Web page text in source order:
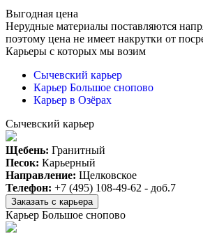
Выгодная цена
Нерудные материалы поставляются
поэтому цена не имеет накрутки от
Карьеры с которых мы возим
Сычевский карьер
Карьер Большое снопово
Карьер в Озёрах
Сычевский карьер
Щебень: Гранитный
Песок: Карьерный
Направление: Щелковское
Телефон: +7 (495) 108-49-62 - доб.7
Заказать с карьера
Карьер Большое снопово